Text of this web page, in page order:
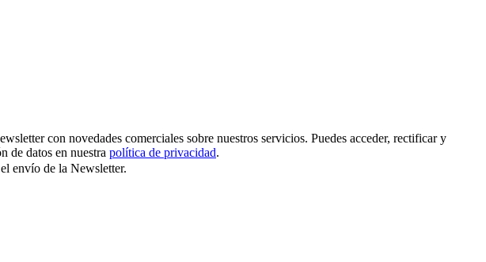
con novedades comerciales sobre nuestros servicios. Puedes acceder, rectificar y
de datos en nuestra política de privacidad.
envío de la Newsletter.